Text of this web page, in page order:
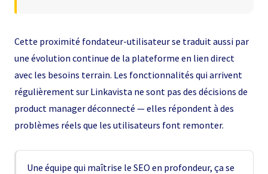
Cette proximité fondateur-utilisateur se traduit aussi par
une évolution continue de la plateforme en lien direct
avec les besoins terrain. Les fonctionnalités qui arrivent
régulièrement sur Linkavista ne sont pas des décisions de
product manager déconnecté — elles répondent à des
problèmes réels que les utilisateurs font remonter.
Une équipe qui maîtrise le SEO en profondeur, ça se